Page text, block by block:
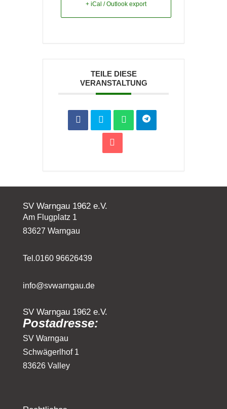
+ iCal / Outlook export
TEILE DIESE
VERANSTALTUNG
SV Warngau 1962 e.V.
Am Flugplatz 1
83627 Warngau
Tel.0160 96626439
info@svwarngau.de
SV Warngau 1962 e.V.
Postadresse:
SV Warngau
Schwägerlhof 1
83626 Valley